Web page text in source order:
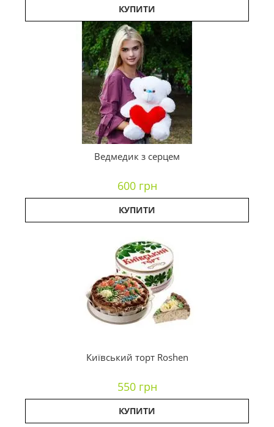
КУПИТИ
Ведмедик з серцем
600 грн
КУПИТИ
Київський торт Roshen
550 грн
КУПИТИ